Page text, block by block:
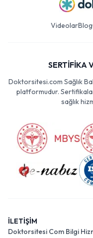
VideolarBlog
SERTİFİKA
Doktorsitesi.com Sağlık
platformudur.
sağlık
İLETİŞİM
Doktorsitesi Com Bilgi